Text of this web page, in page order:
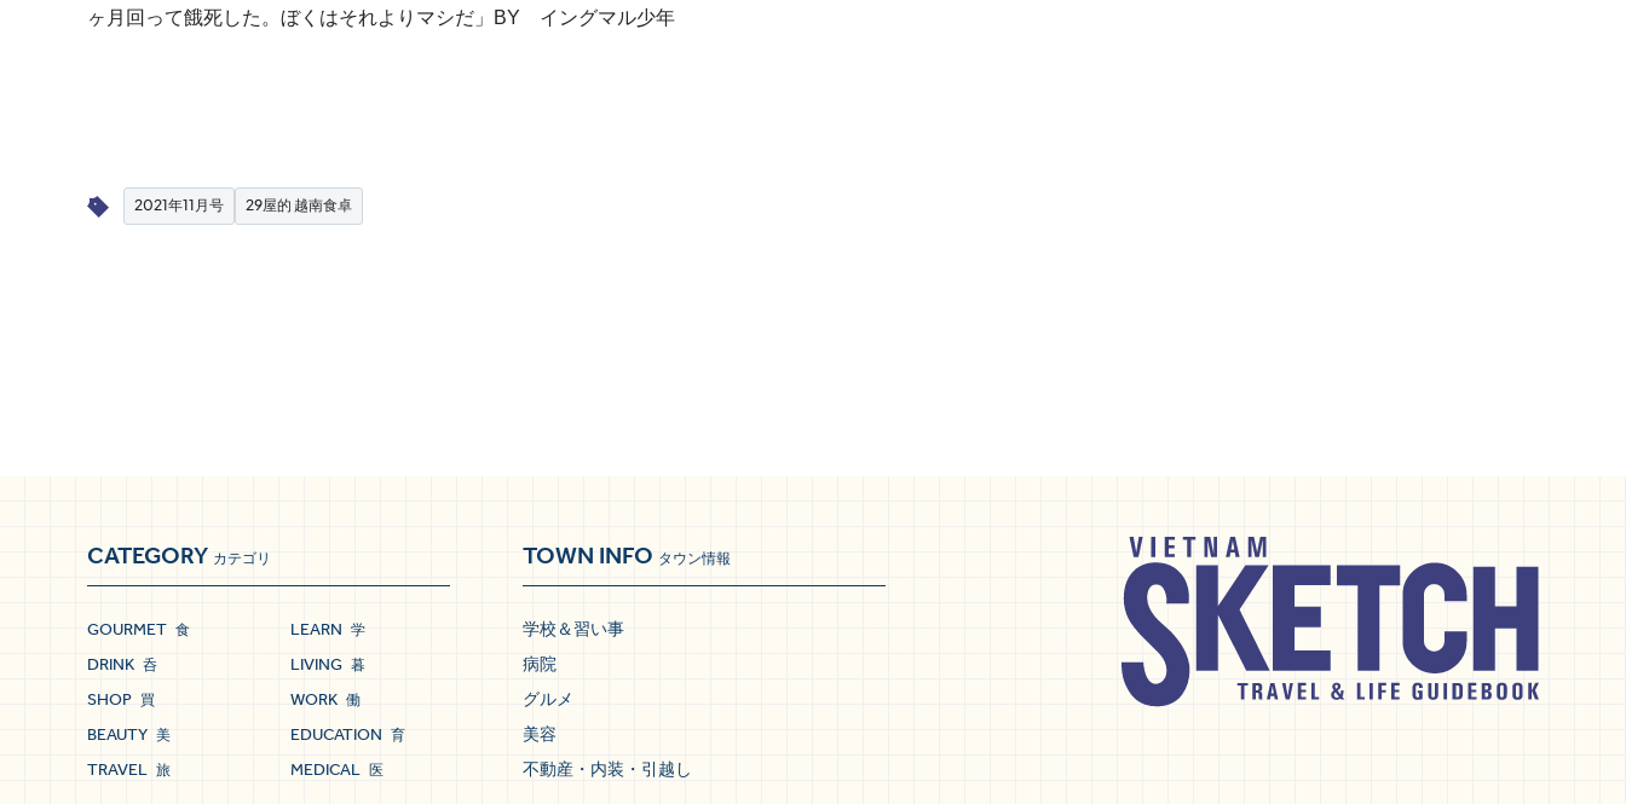
ヶ月回って餓死した。ぼくはそれよりマシだ」BY イングマル少年
2021年11月号 29屋的 越南食卓
CATEGORY カテゴリ
GOURMET 食
DRINK 呑
SHOP 買
BEAUTY 美
TRAVEL 旅
LEARN 学
LIVING 暮
WORK 働
EDUCATION 育
MEDICAL 医
TOWN INFO タウン情報
学校＆習い事
病院
グルメ
美容
不動産・内装・引越し